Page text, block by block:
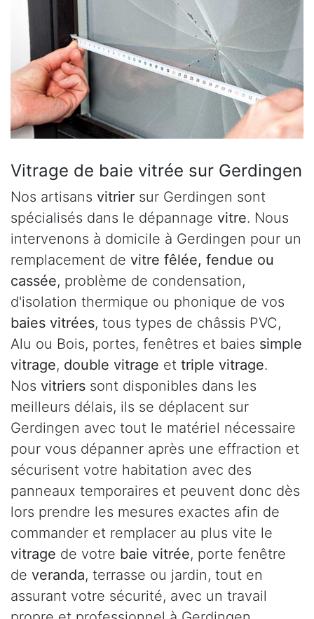
Vitrage de baie vitrée sur Gerdingen
Nos artisans vitrier sur Gerdingen sont
spécialisés dans le dépannage vitre. Nous
intervenons à domicile à Gerdingen pour un
remplacement de vitre fêlée, fendue ou
cassée, problème de condensation,
d'isolation thermique ou phonique de vos
baies vitrées, tous types de châssis PVC,
Alu ou Bois, portes, fenêtres et baies simple
vitrage, double vitrage et triple vitrage.
Nos vitriers sont disponibles dans les
meilleurs délais, ils se déplacent sur
Gerdingen avec tout le matériel nécessaire
pour vous dépanner après une effraction et
sécurisent votre habitation avec des
panneaux temporaires et peuvent donc dès
lors prendre les mesures exactes afin de
commander et remplacer au plus vite le
vitrage de votre baie vitrée, porte fenêtre
de veranda, terrasse ou jardin, tout en
assurant votre sécurité, avec un travail